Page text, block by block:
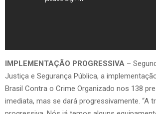
IMPLEMENTAÇÃO PROGRESSIVA –
Justiça e Segurança Pública, a
Brasil Contra o Crime Organizado nos 138
imediata, mas se dará progressivamente. “A